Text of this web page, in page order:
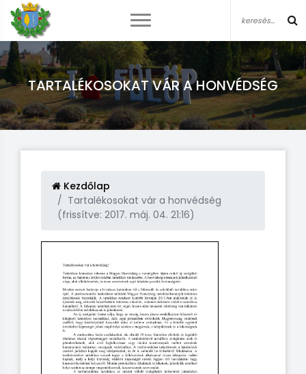
TARTALÉKOSOKAT VÁR A HONVÉDSÉG
Kezdőlap
Tartalékosokat vár a honvédség
(frissítve: 2017. máj. 04. 21:16)